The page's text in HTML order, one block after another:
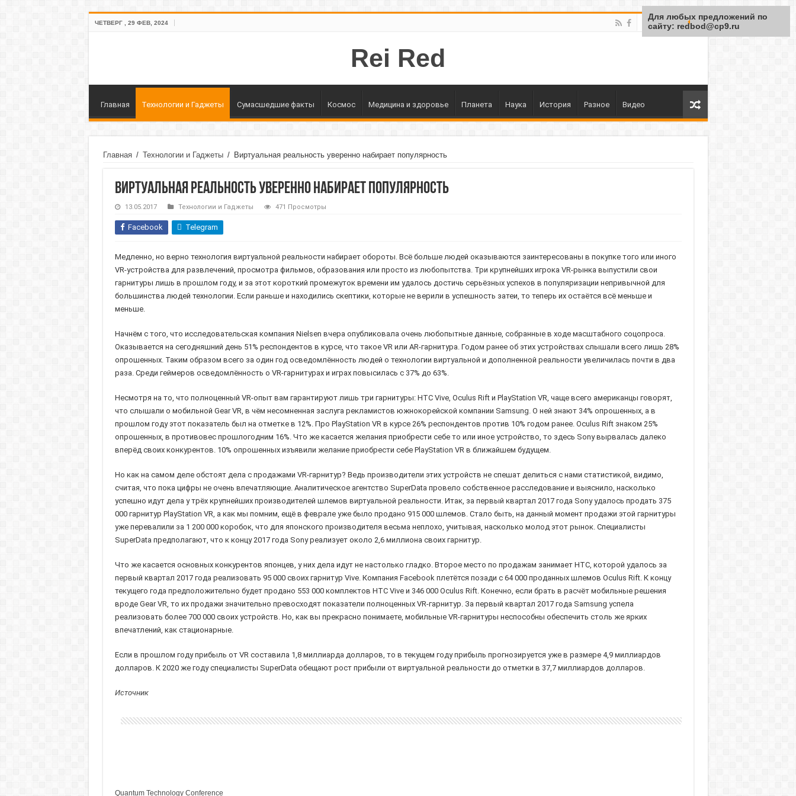
ЧЕТВЕРГ , 29 ФЕВ, 2024
Rei Red
Главная Технологии и Гаджеты Сумасшедшие факты Космос Медицина и здоровье Планета Наука История Разное Видео
Главная / Технологии и Гаджеты / Виртуальная реальность уверенно набирает популярность
Виртуальная реальность уверенно набирает популярность
13.05.2017 Технологии и Гаджеты 471 Просмотры
Facebook Telegram
Медленно, но верно технология виртуальной реальности набирает обороты. Всё больше людей оказываются заинтересованы в покупке того или иного
VR-устройства для развлечений, просмотра фильмов, образования или просто из любопытства. Три крупнейших игрока VR-рынка выпустили свои
гарнитуры лишь в прошлом году, и за этот короткий промежуток времени им удалось достичь серьёзных успехов в популяризации непривычной для
большинства людей технологии. Если раньше и находились скептики, которые не верили в успешность затеи, то теперь их остаётся всё меньше и
меньше.
Начнём с того, что исследовательская компания Nielsen вчера опубликовала очень любопытные данные, собранные в ходе масштабного соцопроса.
Оказывается на сегодняшний день 51% респондентов в курсе, что такое VR или AR-гарнитура. Годом ранее об этих устройствах слышали всего лишь 28%
опрошенных. Таким образом всего за один год осведомлённость людей о технологии виртуальной и дополненной реальности увеличилась почти в два
раза. Среди геймеров осведомлённость о VR-гарнитурах и играх повысилась с 37% до 63%.
Несмотря на то, что полноценный VR-опыт вам гарантируют лишь три гарнитуры: HTC Vive, Oculus Rift и PlayStation VR, чаще всего американцы говорят,
что слышали о мобильной Gear VR, в чём несомненная заслуга рекламистов южнокорейской компании Samsung. О ней знают 34% опрошенных, а в
прошлом году этот показатель был на отметке в 12%. Про PlayStation VR в курсе 26% респондентов против 10% годом ранее. Oculus Rift знаком 25%
опрошенных, в противовес прошлогодним 16%. Что же касается желания приобрести себе то или иное устройство, то здесь Sony вырвалась далеко
вперёд своих конкурентов. 10% опрошенных изъявили желание приобрести себе PlayStation VR в ближайшем будущем.
Но как на самом деле обстоят дела с продажами VR-гарнитур? Ведь производители этих устройств не спешат делиться с нами статистикой, видимо,
считая, что пока цифры не очень впечатляющие. Аналитическое агентство SuperData провело собственное расследование и выяснило, насколько
успешно идут дела у трёх крупнейших производителей шлемов виртуальной реальности. Итак, за первый квартал 2017 года Sony удалось продать 375
000 гарнитур PlayStation VR, а как мы помним, ещё в феврале уже было продано 915 000 шлемов. Стало быть, на данный момент продажи этой гарнитуры
уже перевалили за 1 200 000 коробок, что для японского производителя весьма неплохо, учитывая, насколько молод этот рынок. Специалисты
SuperData предполагают, что к концу 2017 года Sony реализует около 2,6 миллиона своих гарнитур.
Что же касается основных конкурентов японцев, у них дела идут не настолько гладко. Второе место по продажам занимает HTC, которой удалось за
первый квартал 2017 года реализовать 95 000 своих гарнитур Vive. Компания Facebook плетётся позади с 64 000 проданных шлемов Oculus Rift. К концу
текущего года предположительно будет продано 553 000 комплектов HTC Vive и 346 000 Oculus Rift. Конечно, если брать в расчёт мобильные решения
вроде Gear VR, то их продажи значительно превосходят показатели полноценных VR-гарнитур. За первый квартал 2017 года Samsung успела
реализовать более 700 000 своих устройств. Но, как вы прекрасно понимаете, мобильные VR-гарнитуры неспособны обеспечить столь же ярких
впечатлений, как стационарные.
Если в прошлом году прибыль от VR составила 1,8 миллиарда долларов, то в текущем году прибыль прогнозируется уже в размере 4,9 миллиардов
долларов. К 2020 же году специалисты SuperData обещают рост прибыли от виртуальной реальности до отметки в 37,7 миллиардов долларов.
Источник
Quantum Technology Conference
Для любых предложений по
сайту: redbod@cp9.ru